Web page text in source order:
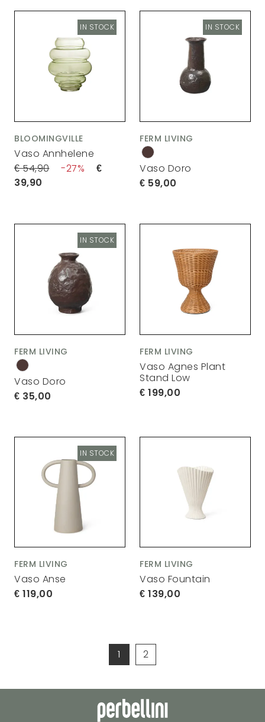
BLOOMINGVILLE
Vaso Annhelene
54,90
27
39,90
IN STOCK
FERM LIVING
Vaso Doro
59,00
IN STOCK
FERM LIVING
Vaso Doro
35,00
IN STOCK
FERM LIVING
Vaso Agnes Plant
Stand Low
199,00
FERM LIVING
Vaso Anse
119,00
IN STOCK
FERM LIVING
Vaso Fountain
139,00
1 2